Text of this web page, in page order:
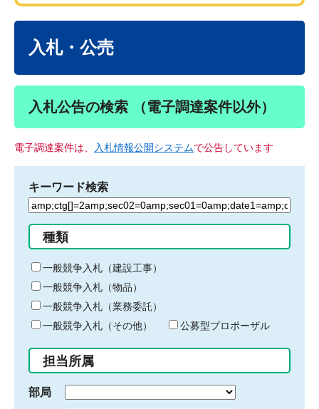
入札・公売
入札公告の検索 （電子調達案件以外）
電子調達案件は、 入札情報公開システムで公告しています
キーワード検索
検
る
キ
ー
ワ
ー
ド
入
力
種類
一般競争入札（建設工事）
一般競争入札（物品）
一般競争入札（業務委託）
一般競争入札（その他）
公募型プロポーザル
担当所属
部局